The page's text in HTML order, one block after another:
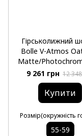
Гірськолижний
Bolle V-Atmos
Matte/
Red cat 1 to 3
9 261 грн 12
Купити
Розмір(окружність
55-59